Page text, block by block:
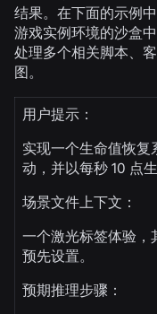
结果。在下面的示例
游戏实例环境的沙盒
处理多个相关脚本、
图。
用户提示：
实现一个生命值恢复
动，并以每秒 10 点
场景文件上下文：
一个激光标签体验，
预先设置。
预期推理步骤：